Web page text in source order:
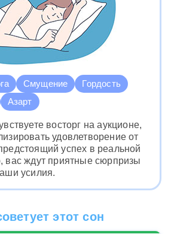
Смущение
Гордость
Азарт
восторг на аукционе,
удовлетворение от
успех в реальной
вас ждут приятные сюрпризы
усилия.
этот сон